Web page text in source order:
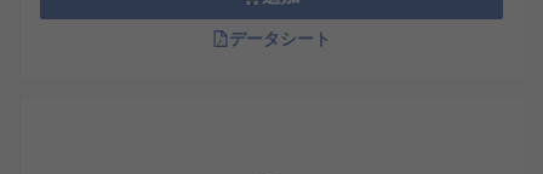
データシート